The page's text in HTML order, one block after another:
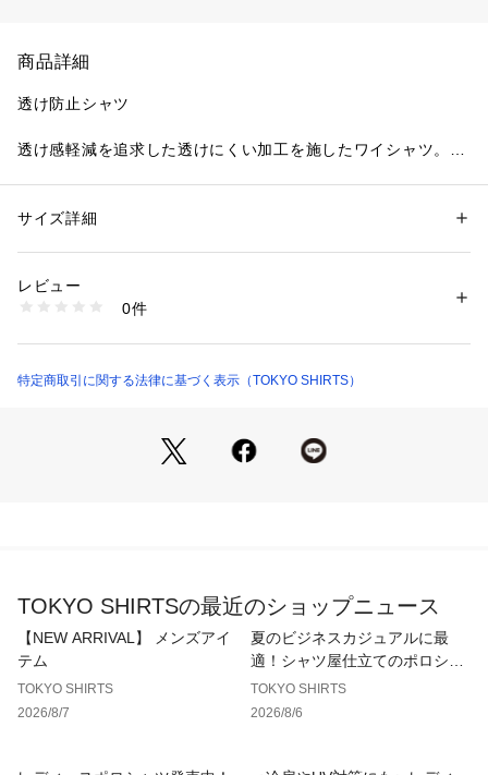
商品詳細
透け防止シャツ
透け感軽減を追求した透けにくい加工を施したワイシャツ。
清潔感があり、幅広いコーディネイトに活躍する優秀アイテム
ベーシックなブロードワイシャツはリクルーターやフレッシャ
ーの方にもオススメな一枚です。
ビジネスシーンでは定番とも言える衿型のレギュラーカラーで
【BRICK HOUSE by Tokyo Shirts/ブリックハウス バイ トウ
キョウシャツ】
濯可能でお手入れ簡単！高度な縫製技術を用いた高付加価値シ
ャツでありながら選ぶことを気軽に楽しめます。
富なサイズ展開で、ディテールの隅々にまで織り込んで一枚一
性別：メンズ
素材：ポリエステル65% 綿35%  / 形態安定加工
商品番号：
BM01K300AB46R1S-96 （ショップ）
サイズ詳細
レビュー
0件
特定商取引に関する法律に基づく表示（TOKYO SHIRTS）
TOKYO SHIRTSの最近のショップニュース
【NEW ARRIVAL】 メンズアイ
テム
TOKYO SHIRTS
2026/8/7
夏のビジネスカジュアルに最
適！シャツ屋仕立てのポロシャ
ツ
TOKYO SHIRTS
2026/8/6